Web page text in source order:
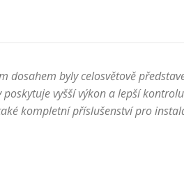
dosahem byly celosvětově
vyšší výkon a lepší
kompletní příslušenství pro